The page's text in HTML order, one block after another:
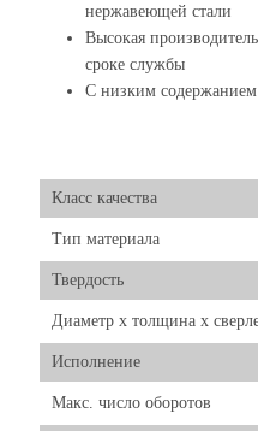
нержавеющей стали
Высокая
сроке службы
С низким
Класс качества
Тип материала
Твердость
Диаметр х толщина х
Исполнение
Макс. число оборотов